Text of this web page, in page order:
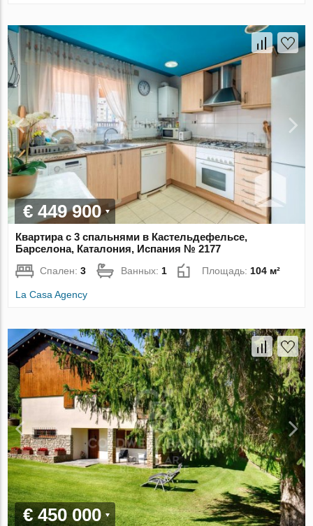
€ 449 900
Квартира с 3 спальнями в Кастельдефельсе,
Барселона, Каталония, Испания № 2177
Спален:3 Ванных: 1 Площадь: 104 м²
La Casa Agency
€ 450 000